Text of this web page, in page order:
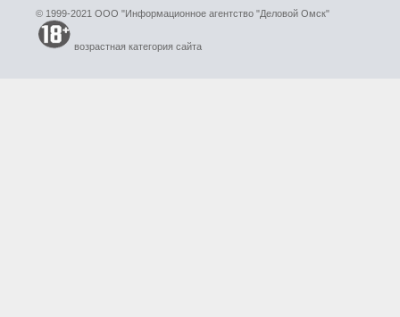
© 1999-2021 ООО "Информационное агентство "Деловой Омск"
возрастная категория сайта